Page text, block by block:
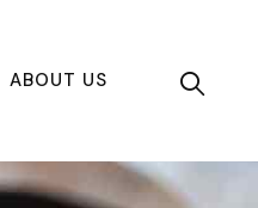
ABOUT US